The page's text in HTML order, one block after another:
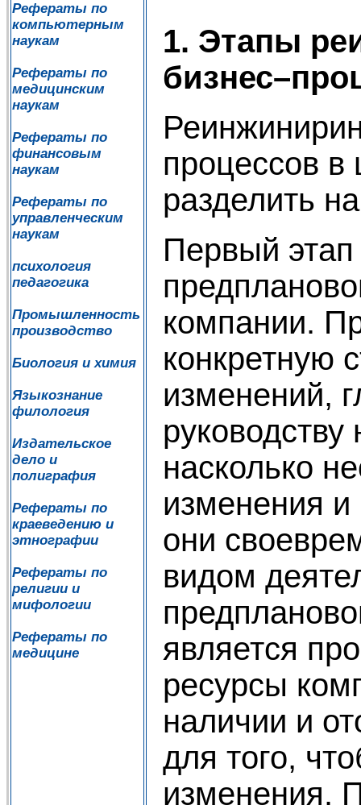
Рефераты по
компьютерным
наукам
Рефераты по
медицинским
наукам
Рефераты по
финансовым
наукам
Рефераты по
управленческим
наукам
психология
педагогика
Промышленность
производство
Биология и химия
Языкознание
филология
Издательское
дело и
полиграфия
Рефераты по
краеведению и
этнографии
Рефераты по
религии и
мифологии
Рефераты по
медицине
1. Этапы
процессов
разделить
Первый
компании.
конкретную
изменений,
насколько
изменения и
они
видом
является
ресурсы
наличии и
для того,
изменения.